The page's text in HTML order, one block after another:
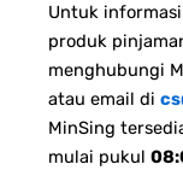
Untuk
produk
menghubungi
atau email di
MinSing
mulai pukul